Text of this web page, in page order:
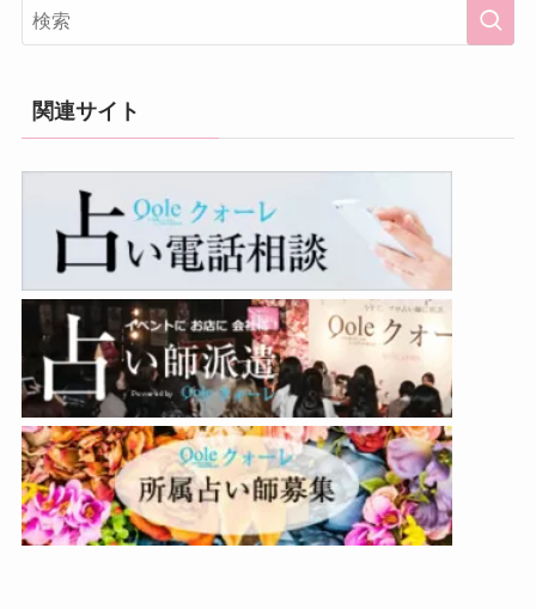
関連サイト